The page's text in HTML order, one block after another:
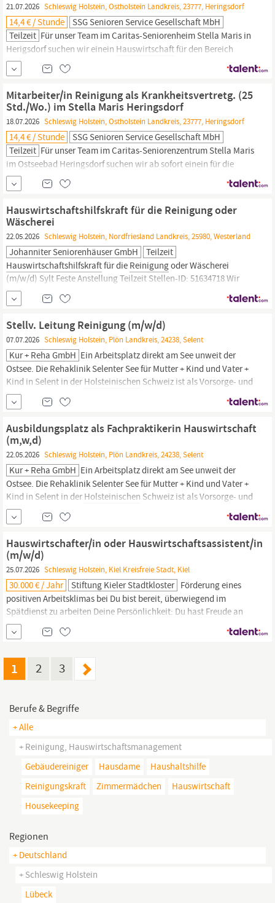
21.07.2026 Schleswig Holstein, Ostholstein Landkreis, 23777, Heringsdorf
14,4 € / Stunde
SSG Senioren Service Gesellschaft MbH
Teilzeit Für unser Team im Caritas-Seniorenheim Stella Maris in
Herigsdorf suchen wir einein Hauswirtschaftfür den Bereich
Reinigungund im Bedarfsfall als Vertretung in anderen
Hauswirtschaftsbereichen
Stunden/Woche, auch samstags. Die SSG Senioren Service GmbH
ist eine Tochtergesellschaft der Caritas Altenhilfe gGmbH und
erbringthauswirtschaftliche Dienstleistungen
Mitarbeiter/in Reinigung als Krankheitsvertretg. (25
Std./Wo.) im Stella Maris Heringsdorf
18.07.2026 Schleswig Holstein, Ostholstein Landkreis, 23777, Heringsdorf
14,4 € / Stunde
SSG Senioren Service Gesellschaft MbH
Teilzeit Für unser Team im Caritas-Seniorenzentrum Stella Maris
im Ostseebad Heringsdorf suchen wir ab sofort einein für die
Reinigung(w/m/d)
Krankheitsvertretung. Die SSG Senioren Service Gesellschaft mbH
erbringthauswirtschaftliche Dienstleistungen
Hauswirtschaftshilfskraft für die Reinigung oder
Wäscherei
22.05.2026 Schleswig Holstein, Nordfriesland Landkreis, 25980, Westerland
Johanniter Seniorenhäuser GmbH
Teilzeit
Hauswirtschaftshilfskraftfür die Reinigungoder Wäscherei
(m/w/d) Sylt Feste Anstellung Teilzeit Stellen-ID: 51634718 Wir
suchen für das Johanniter-Haus Westerland auf Sylt ab sofort
eine
Hauswirtschaftshilfskraft
oder Wäscherei
(m/w/d) in Teilzeit. Nichts geht über die...
Stellv. Leitung Reinigung (m/w/d)
07.07.2026 Schleswig Holstein, Plön Landkreis, 24238, Selent
Kur + Reha GmbH Ein Arbeitsplatz direkt am See unweit der
Ostsee. Die Rehaklinik Selenter See für Mutter + Kind und Vater +
Kind in Selent in der Holsteinischen Schweiz ist als Vorsorge- und
Rehabilitationsklinik nach §111a SGB V zugelassen. Neben
psychosomatischen und psychovegetativen Erkrankungen
Ausbildungsplatz als Fachpraktikerin Hauswirtschaft
(m,w,d)
22.05.2026 Schleswig Holstein, Plön Landkreis, 24238, Selent
Kur + Reha GmbH Ein Arbeitsplatz direkt am See unweit der
Ostsee. Die Rehaklinik Selenter See für Mutter + Kind und Vater +
Kind in Selent in der Holsteinischen Schweiz ist als Vorsorge- und
Rehabilitationsklinik nach §111a SGB V zugelassen. Neben
psychosomatischen und psychovegetativen Erkrankungen
werden in der Klinik auch Patientinnen und Patienten mit den...
Hauswirtschafter/in oder Hauswirtschaftsassistent/in
(m/w/d)
25.07.2026 Schleswig Holstein, Kiel Kreisfreie Stadt, Kiel
30.000 € / Jahr Stiftung Kieler Stadtkloster Förderung eines
positiven Arbeitsklimas bei Du bist bereit, überwiegend im
Spätdienst zu arbeiten Deine Persönlichkeit: Du hast Freude an
der Arbeit in der
wünschenswerterweise eine abgeschlossene Berufsausbildung
Erfahrung im Bereich der
1 2 3
Berufe & Begriffe
+ Alle
+ Reinigung, Hauswirtschaftsmanagement
Gebäudereiniger
Hausdame
Haushaltshilfe
Reinigungskraft
Zimmermädchen
Hauswirtschaft
Housekeeping
Regionen
+ Deutschland
+ Schleswig Holstein
Lübeck